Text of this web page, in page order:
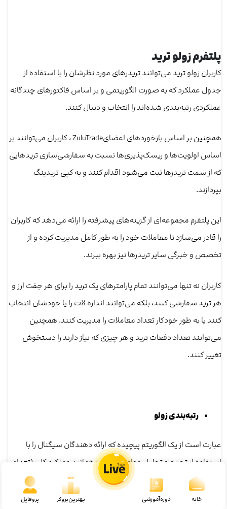
پلتفرم زولو ترید
کاربران زولو ترید می‌توانند تریدرهای مورد نظرشان را با استفاده از
جدول عملکرد که به ‌صورت الگوریتمی و بر اساس فاکتورهای چندگانه
عملکردی رتبه‌بندی شده‌اند را انتخاب و دنبال کنند.
همچنین بر اساس بازخوردهای اعضایZuluTrade ، کاربران می‌توانند بر
اساس اولویت‌ها و ریسک‌پذیری‌ها نسبت به سفارشی‌سازی تریدهایی
که از سمت تریدرها ثبت می‌شود اقدام کنند و به کپی تریدینگ
بپردازند.
این پلتفرم مجموعه‌ای از گزینه‌های پیشرفته را ارائه می‌دهد که کاربران
را قادر می‌سازد تا معاملات خود را به طور کامل مدیریت کرده و از
تخصص و خبرگی سایر تریدرها نیز بهره ببرند.
کاربران نه تنها می‌توانند تمام پارامترهای یک ترید را برای هر جفت ارز و
هر ترید سفارشی کنند، بلکه می‌توانند اندازه لات را یا خودشان انتخاب
کنند یا به‌ طور خودکار تعداد معاملات را مدیریت کنند. همچنین
می‌توانند تعداد دفعات ترید و هر چیزی که نیاز دارند را دستخوش
تغییر کنند.
رتبه‌بندی زولو
عبارت است از یک الگوریتم پیچیده که ارائه دهندگان سیگنال را با
استفاده از تجزیه‌ و تحلیل عوامل مختلف همانند عملکرد کلی (تعداد
پیپ‌های کسب شده، افت سرمایه، میانگین تعداد پیپ‌ها در هر
معامله و غیره)، ثبات (حتی اگر افت و خیزهای چندانی در معاملات
خانه دوره‌آموزشی بهترین‌بروکر پروفایل